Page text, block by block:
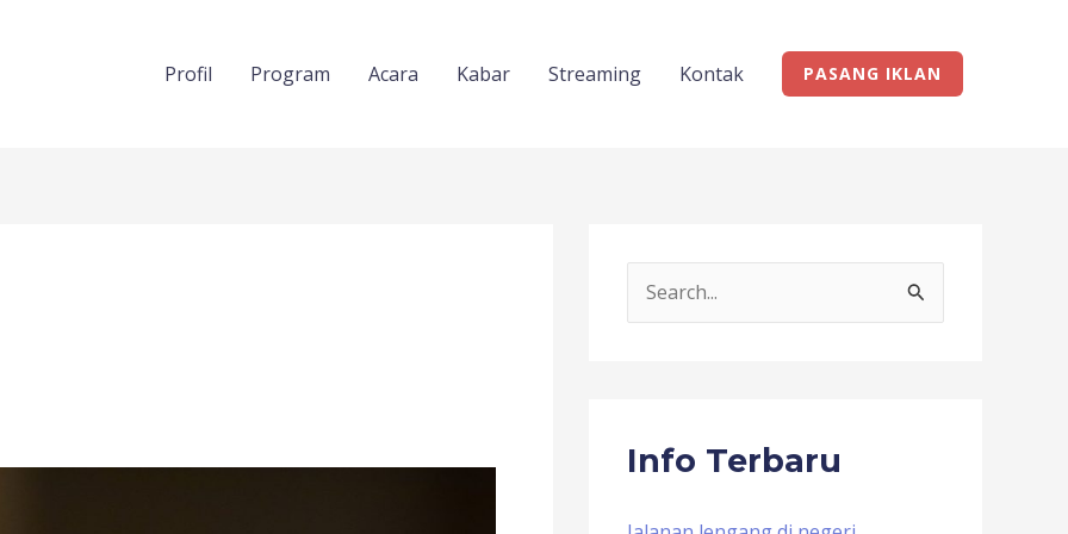
Profil Program Acara Kabar Streaming Kontak PASANG IKLAN
c
f
Info Terbaru